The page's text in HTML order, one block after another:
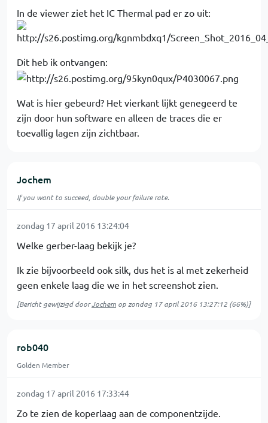
In de viewer ziet het IC Thermal pad er zo uit:
Dit heb ik ontvangen:
Wat is hier gebeurd? Het vierkant lijkt genegeerd te
zijn door hun software en alleen de traces die er
toevallig lagen zijn zichtbaar.
Jochem
If you want to succeed, double your failure rate.
zondag 17 april 2016 13:24:04
Welke gerber-laag bekijk je?
Ik zie bijvoorbeeld ook silk, dus het is al met zekerheid
geen enkele laag die we in het screenshot zien.
[Bericht gewijzigd doorJochem opzondag 17 april 2016 13:27:12 (66%)]
rob040
Golden Member
zondag 17 april 2016 17:33:44
Zo te zien de koperlaag aan de componentzijde.